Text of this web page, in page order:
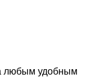
любым удобным